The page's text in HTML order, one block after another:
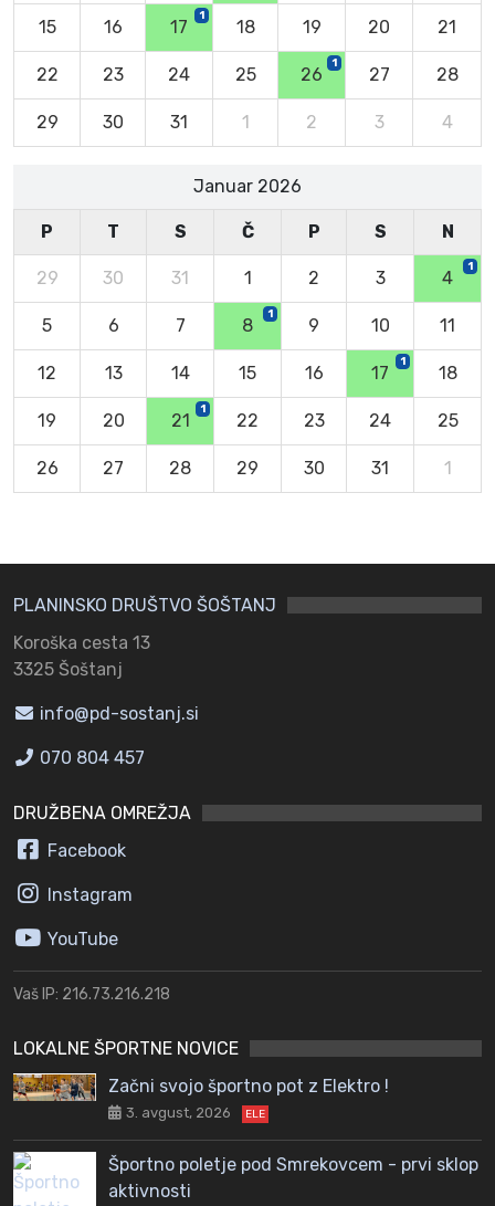
15 16 17
1
18 19 20 21
22 23 24 25 26
1
27 28
29 30 31 1 2 3 4
Januar 2026
P T S Č P S N
29 30 31 1 2 3 4
1
5 6 7 8
1
9 10 11
12 13 14 15 16 17
1
18
19 20 21
1
22 23 24 25
26 27 28 29 30 31 1
PLANINSKO DRUŠTVO ŠOŠTANJ
Koroška cesta 13
3325 Šoštanj
info@pd-sostanj.si
070 804 457
DRUŽBENA OMREŽJA
Facebook
Instagram
YouTube
Vaš IP: 216.73.216.218
LOKALNE ŠPORTNE NOVICE
Začni svojo športno pot z Elektro !
3. avgust, 2026 ELE
Športno poletje pod Smrekovcem - prvi sklop
aktivnosti